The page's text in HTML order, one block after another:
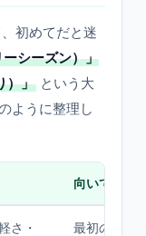
初めてだと迷
シーズン）」
）」 という大
ように整理し
向いている
さ・
最初の1張